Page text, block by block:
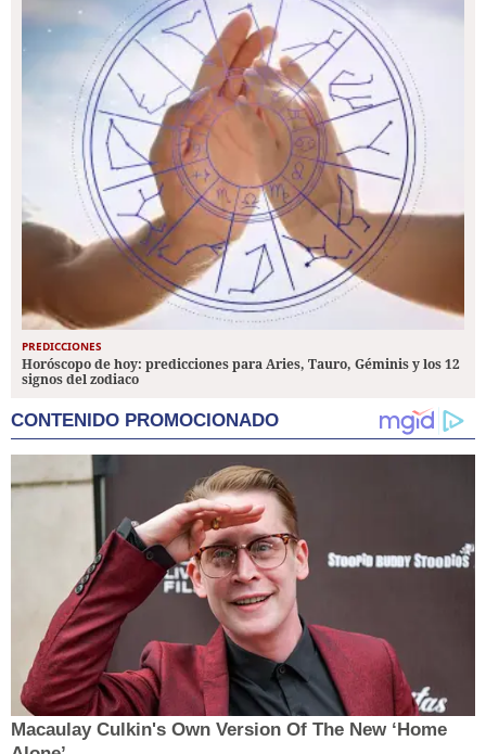
PREDICCIONES
Horóscopo de hoy: predicciones para Aries, Tauro, Géminis y los 12
signos del zodiaco
CONTENIDO PROMOCIONADO
Macaulay Culkin's Own Version Of The New ‘Home